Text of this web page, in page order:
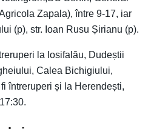
Zapala), între 9-17, iar
(p), str. Ioan Rusu Șirianu (p).
la Iosifalău, Dudeștii
Calea Bichigiului,
întreruperi și la Herendești,